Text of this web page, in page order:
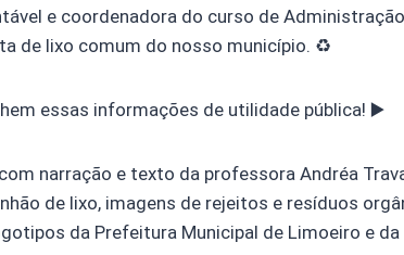
e coordenadora do curso de Administração
de lixo comum do nosso município. ♻️
essas informações de utilidade pública! ▶️
narração e texto da professora Andréa
de lixo, imagens de rejeitos e resíduos
da Prefeitura Municipal de Limoeiro e da